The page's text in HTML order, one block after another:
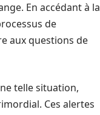
En accédant à la
de
aux questions de
telle situation,
Ces alertes